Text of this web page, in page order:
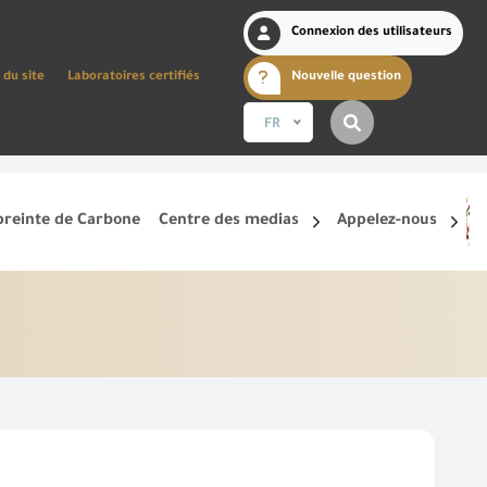
du site Laboratoires certifiés
Connexion des utilisateurs
Nouvelle question
FR
de Carbone Centre des medias Appelez-nous